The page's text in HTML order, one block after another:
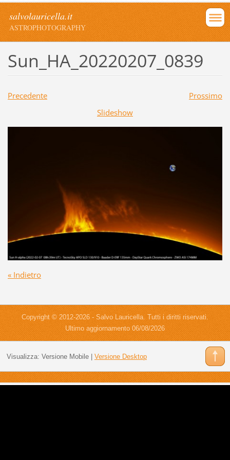
salvolauricella.it
ASTROPHOTOGRAPHY
Sun_HA_20220207_0839
Precedente
Prossimo
Slideshow
« Indietro
Copyright © 2012-2026 - Salvo Lauricella. Tutti i diritti riservati.
Ultimo aggiornamento 06/08/2026
Visualizza: Versione Mobile| Versione Desktop